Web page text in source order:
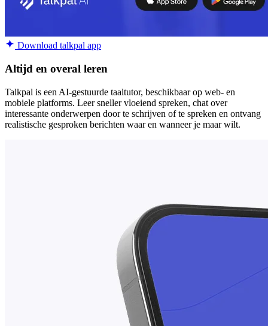
Download talkpal app
Altijd en overal leren
Talkpal is een AI-gestuurde taaltutor, beschikbaar op web- en
mobiele platforms. Leer sneller vloeiend spreken, chat over
interessante onderwerpen door te schrijven of te spreken en ontvang
realistische gesproken berichten waar en wanneer je maar wilt.